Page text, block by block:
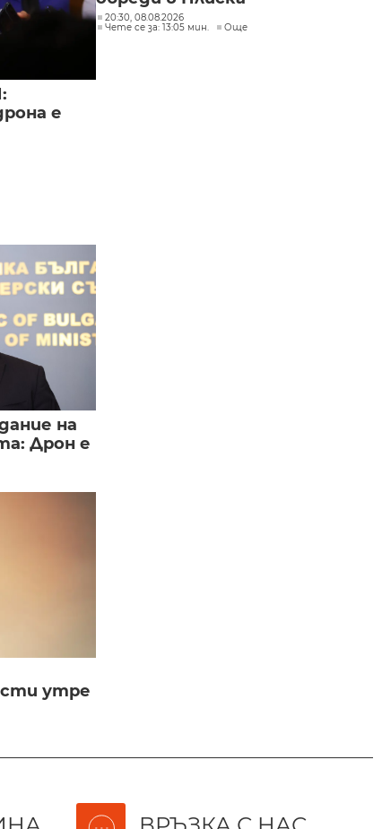
е
на
Дрон е
утре
20:30, 08.08.2026
Чете се за: 13:05 мин.
Още